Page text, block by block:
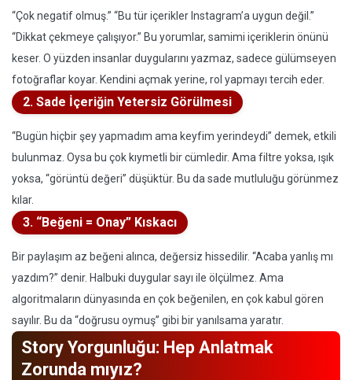
“Çok negatif olmuş.” “Bu tür içerikler Instagram’a uygun değil.”
“Dikkat çekmeye çalışıyor.” Bu yorumlar, samimi içeriklerin önünü
keser. O yüzden insanlar duygularını yazmaz, sadece gülümseyen
fotoğraflar koyar. Kendini açmak yerine, rol yapmayı tercih eder.
2. Sade İçeriğin Yetersiz Görülmesi
“Bugün hiçbir şey yapmadım ama keyfim yerindeydi” demek, etkili
bulunmaz. Oysa bu çok kıymetli bir cümledir. Ama filtre yoksa, ışık
yoksa, “görüntü değeri” düşüktür. Bu da sade mutluluğu görünmez
kılar.
3. “Beğeni = Onay” Kıskacı
Bir paylaşım az beğeni alınca, değersiz hissedilir. “Acaba yanlış mı
yazdım?” denir. Halbuki duygular sayı ile ölçülmez. Ama
algoritmaların dünyasında en çok beğenilen, en çok kabul gören
sayılır. Bu da “doğrusu oymuş” gibi bir yanılsama yaratır.
Story Yorgunluğu: Hep Anlatmak
Zorunda mıyız?